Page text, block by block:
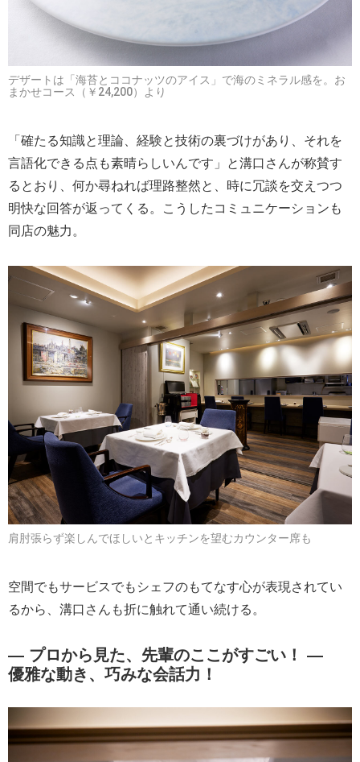
デザートは「海苔とココナッツのアイス」で海のミネラル感を。お
まかせコース（￥24,200）より
「確たる知識と理論、経験と技術の裏づけがあり、それを
言語化できる点も素晴らしいんです」と溝口さんが称賛す
るとおり、何か尋ねれば理路整然と、時に冗談を交えつつ
明快な回答が返ってくる。こうしたコミュニケーションも
同店の魅力。
肩肘張らず楽しんでほしいとキッチンを望むカウンター席も
空間でもサービスでもシェフのもてなす心が表現されてい
るから、溝口さんも折に触れて通い続ける。
― プロから見た、先輩のここがすごい！ ―
優雅な動き、巧みな会話力！